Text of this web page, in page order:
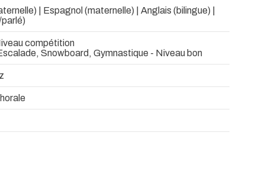
| Espagnol (maternelle) | Anglais (bilingue) |
compétition
Snowboard, Gymnastique - Niveau bon